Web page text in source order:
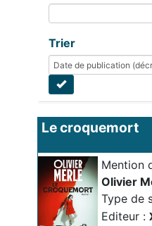
Trier
Le croquemort
Mention
Olivier
Type de
Editeur :